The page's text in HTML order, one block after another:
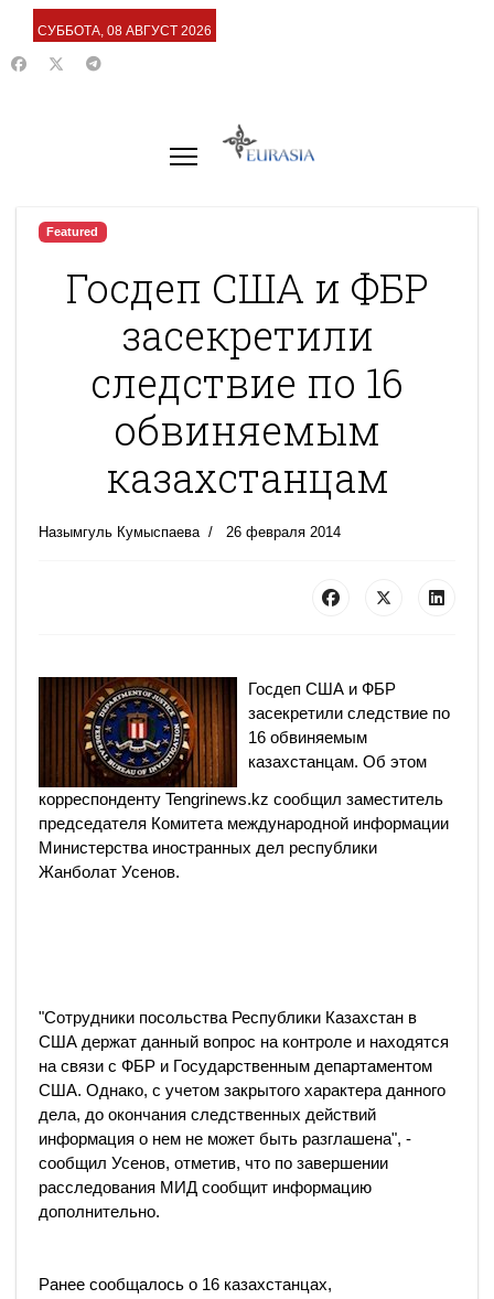
СУББОТА, 08 АВГУСТ 2026
Featured
Госдеп США и ФБР
засекретили
следствие по 16
обвиняемым
казахстанцам
Назымгуль Кумыспаева 26 февраля 2014
Госдеп США и ФБР
засекретили следствие по
16 обвиняемым
казахстанцам. Об этом
корреспонденту Tengrinews.kz сообщил заместитель
председателя Комитета международной информации
Министерства иностранных дел республики
Жанболат Усенов.
"Сотрудники посольства Республики Казахстан в
США держат данный вопрос на контроле и находятся
на связи с ФБР и Государственным департаментом
США. Однако, с учетом закрытого характера данного
дела, до окончания следственных действий
информация о нем не может быть разглашена", -
сообщил Усенов, отметив, что по завершении
расследования МИД сообщит информацию
дополнительно.
Ранее сообщалось о 16 казахстанцах,